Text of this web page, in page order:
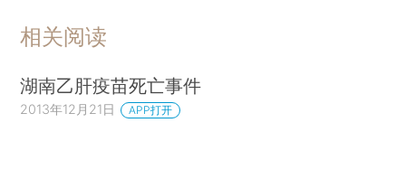
相关阅读
湖南乙肝疫苗死亡事件
2013年12月21日 APP打开